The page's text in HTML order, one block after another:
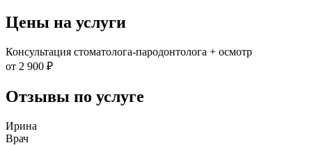
Цены на услуги
Консультация стоматолога-пародонтолога + осмотр
от 2 900 ₽
Отзывы по услуге
Ирина
Врач